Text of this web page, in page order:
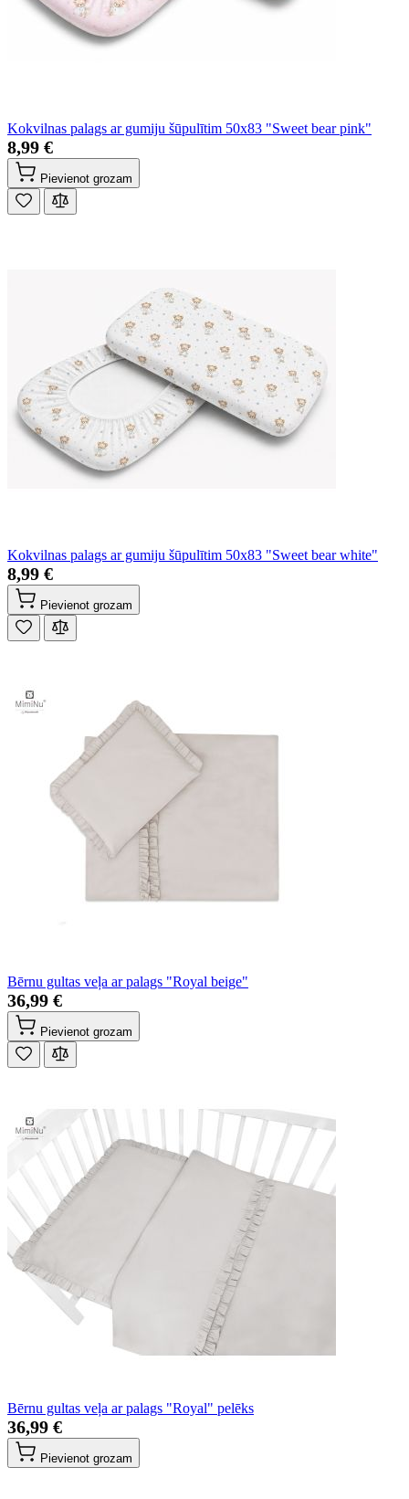
Kokvilnas palags ar gumiju šūpulītim 50x83 "Sweet bear pink"
8,99 €
Pievienot grozam
Kokvilnas palags ar gumiju šūpulītim 50x83 "Sweet bear white"
8,99 €
Pievienot grozam
Bērnu gultas veļa ar palags "Royal beige"
36,99 €
Pievienot grozam
Bērnu gultas veļa ar palags "Royal" pelēks
36,99 €
Pievienot grozam